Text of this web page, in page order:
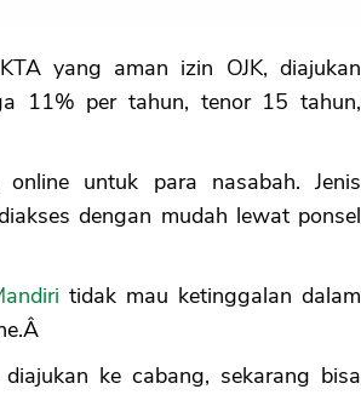
yang aman izin OJK, diajukan
11% per tahun, tenor 15 tahun,
online untuk para nasabah. Jenis
dengan mudah lewat ponsel
tidak mau ketinggalan dalam
ke cabang, sekarang bisa